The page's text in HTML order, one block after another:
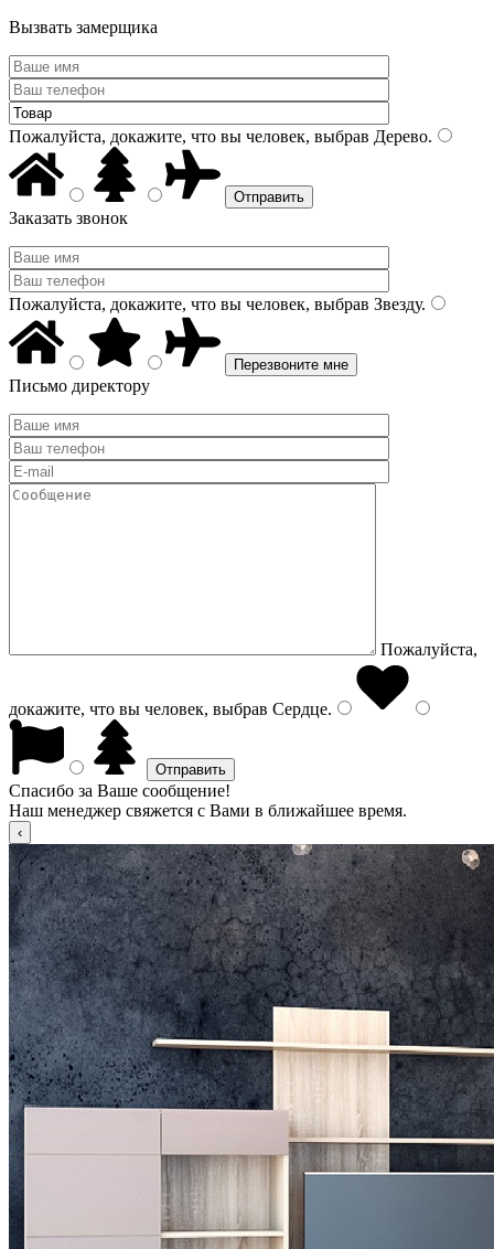
Вызвать замерщика
Пожалуйста, докажите, что вы человек, выбрав Дерево.
Заказать звонок
Пожалуйста, докажите, что вы человек, выбрав Звезду.
Письмо директору
Пожалуйста,
докажите, что вы человек, выбрав Сердце.
Спасибо за Ваше сообщение!
Наш менеджер свяжется с Вами в ближайшее время.